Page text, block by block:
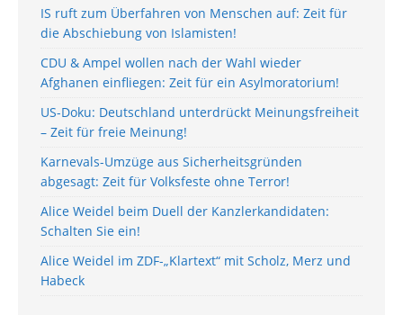
IS ruft zum Überfahren von Menschen auf: Zeit für
die Abschiebung von Islamisten!
CDU & Ampel wollen nach der Wahl wieder
Afghanen einfliegen: Zeit für ein Asylmoratorium!
US-Doku: Deutschland unterdrückt Meinungsfreiheit
– Zeit für freie Meinung!
Karnevals-Umzüge aus Sicherheitsgründen
abgesagt: Zeit für Volksfeste ohne Terror!
Alice Weidel beim Duell der Kanzlerkandidaten:
Schalten Sie ein!
Alice Weidel im ZDF-„Klartext“ mit Scholz, Merz und
Habeck